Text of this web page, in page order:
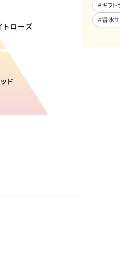
トローズ
ド
#ギフ
#香水